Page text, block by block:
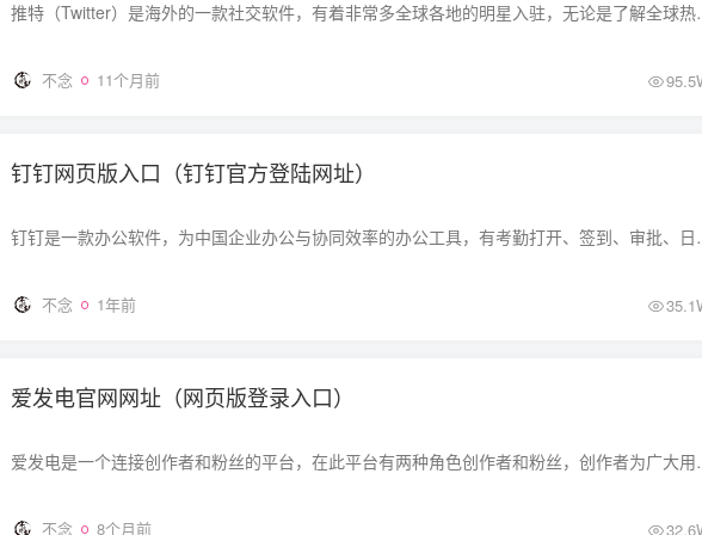
推特（Twitter）是海外的一款社交软件，
不念 11个月前
钉钉网页版入口（钉钉官方登陆网址）
钉钉是一款办公软件，为中国企业办公与
不念 1年前
爱发电官网网址（网页版登录入口）
爱发电是一个连接创作者和粉丝的平台，
不念 8个月前